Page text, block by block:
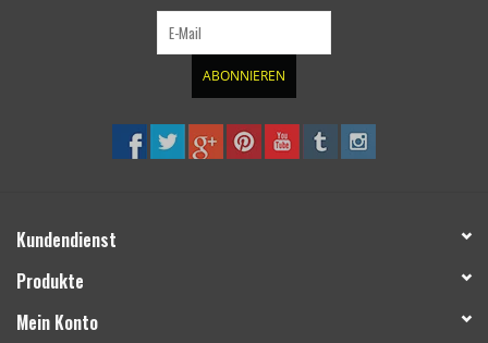
ABONNIEREN
Kundendienst
Produkte
Mein Konto